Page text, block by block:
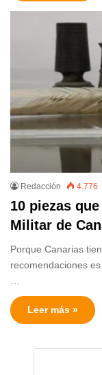
Redacción 4.776
10 piezas
Militar de
Porque Canarias
recomendaciones
…
Leer más »